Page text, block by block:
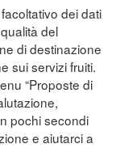
dei dati
del
di destinazione
sui servizi fruiti.
“Proposte di
pochi secondi
e aiutarci a